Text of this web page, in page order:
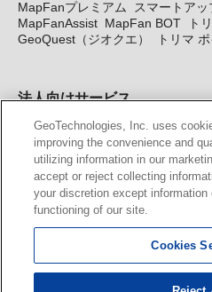
MapFanプレミアム
スマートア
MapFanAssist MapFan BOT ト
GeoQuest（ジオクエ）
トリマ
法人向けサービス
法人向け地図・位置情報サービス
図API Windows PC向け地図開発
サービス
MAP WORLD+ トリマ
カーナビ地図更新サービス
MapFan スマートメンバーズ
KENWOOD MapFan Club
GeoTechnologies, Inc. uses
improving the convenience and
utilizing information in our
accept or reject collecting
your discretion except
functioning of our site.
Cookies